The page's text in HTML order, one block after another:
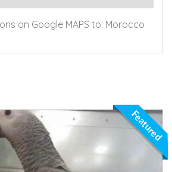
on Google MAPS to: Morocco
Featured